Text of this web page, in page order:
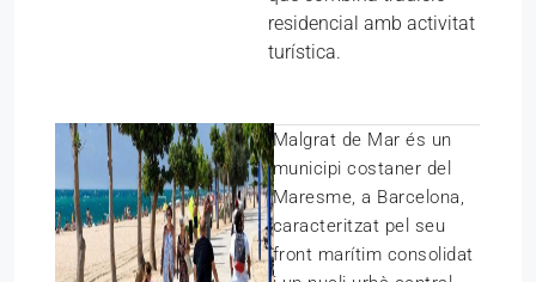
residencial amb activitat
turística.
Malgrat de Mar és un
municipi costaner del
Maresme, a Barcelona,
caracteritzat pel seu
front marítim consolidat